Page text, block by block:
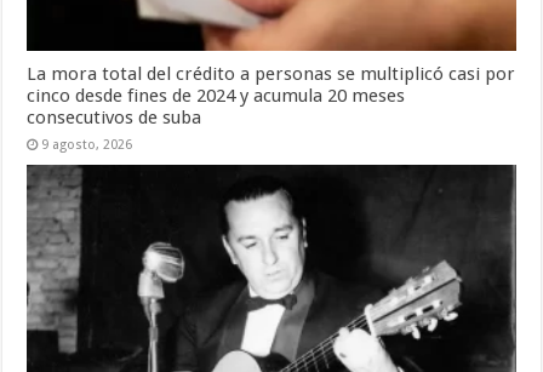
La mora total del crédito a personas se multiplicó casi por
cinco desde fines de 2024 y acumula 20 meses
consecutivos de suba
9 agosto, 2026